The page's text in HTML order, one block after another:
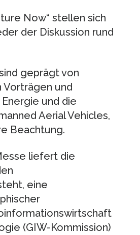
Now“ stellen sich
der Diskussion rund
geprägt von
und
und die
Aerial Vehicles,
Beachtung.
liefert die
eine
(GIW-Kommission)